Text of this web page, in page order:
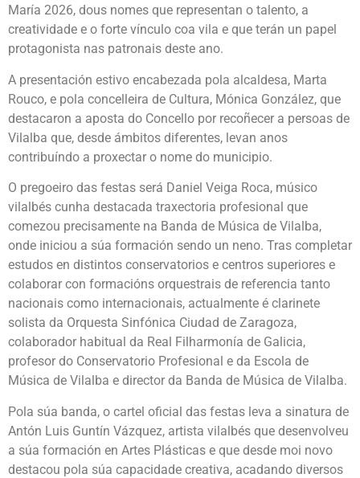
María 2026, dous nomes que representan o talento, a
creatividade e o forte vínculo coa vila e que terán un papel
protagonista nas patronais deste ano.
A presentación estivo encabezada pola alcaldesa, Marta
Rouco, e pola concelleira de Cultura, Mónica González, que
destacaron a aposta do Concello por recoñecer a persoas de
Vilalba que, desde ámbitos diferentes, levan anos
contribuíndo a proxectar o nome do municipio.
O pregoeiro das festas será Daniel Veiga Roca, músico
vilalbés cunha destacada traxectoria profesional que
comezou precisamente na Banda de Música de Vilalba,
onde iniciou a súa formación sendo un neno. Tras completar
estudos en distintos conservatorios e centros superiores e
colaborar con formacións orquestrais de referencia tanto
nacionais como internacionais, actualmente é clarinete
solista da Orquesta Sinfónica Ciudad de Zaragoza,
colaborador habitual da Real Filharmonía de Galicia,
profesor do Conservatorio Profesional e da Escola de
Música de Vilalba e director da Banda de Música de Vilalba.
Pola súa banda, o cartel oficial das festas leva a sinatura de
Antón Luis Guntín Vázquez, artista vilalbés que desenvolveu
a súa formación en Artes Plásticas e que desde moi novo
destacou pola súa capacidade creativa, acadando diversos